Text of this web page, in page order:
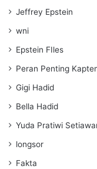
Jeffrey Epstein
wni
Epstein FIles
Peran Penting
Gigi Hadid
Bella Hadid
Yuda Pratiwi
longsor
Fakta